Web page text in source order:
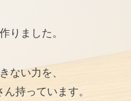
りました。
ない力を、
持っています。